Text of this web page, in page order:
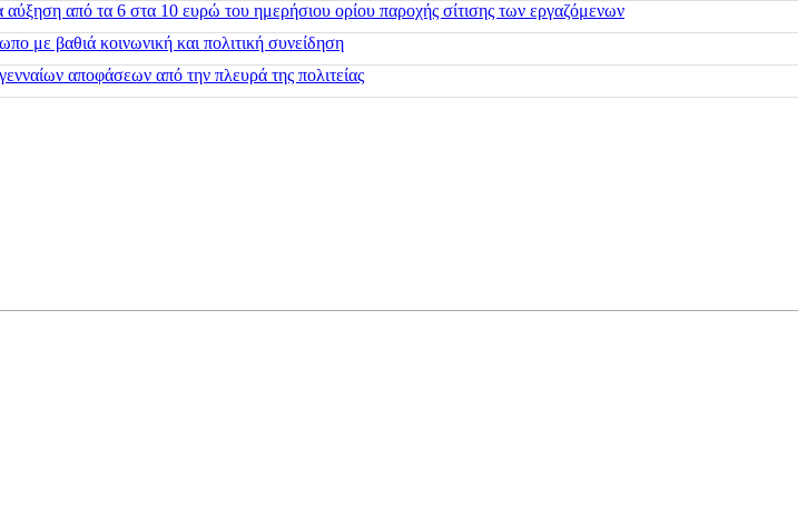
από τα 6 στα 10 ευρώ του ημερήσιου ορίου παροχής σίτισης των εργαζόμενων
με βαθιά κοινωνική και πολιτική συνείδηση
αποφάσεων από την πλευρά της πολιτείας